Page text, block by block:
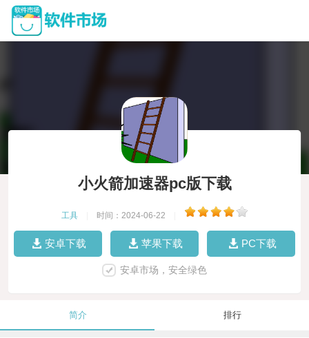
小火箭加速器pc版下载
工具 时间：2024-06-22
安卓下载 苹果下载 PC下载
安卓市场，安全绿色
简介 排行